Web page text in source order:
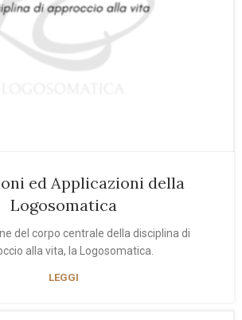
ed Applicazioni della
Logosomatica
del corpo centrale della disciplina di
alla vita, la Logosomatica.
LEGGI